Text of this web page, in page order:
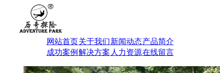
网站首页关于我们新闻动态产品简介
成功案例 解决方案 人力资源在线留言